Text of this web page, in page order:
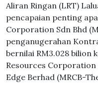
Aliran Ringan (LRT)
pencapaian penting
Corporation Sdn Bhd
penganugerahan
bernilai RM3.028 bilion
Resources Corporation
Edge Berhad (MRCB-